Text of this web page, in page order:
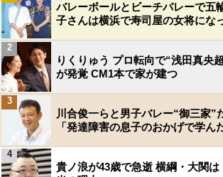
バレーボールとビーチバレーで五
子さんは横浜で寿司屋の女将にな
りくりゅう プロ転向で“浅田真央
が発覚 CM1本で家が建つ
2
川合俊一らと男子バレー“御三家”
「発達障害の息子のおかげで学ん
3
貴ノ浪が43歳で急逝 横綱・大関
4